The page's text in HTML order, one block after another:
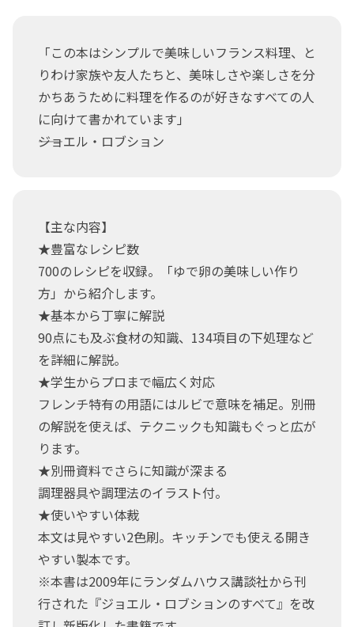
「この本はシンプルで美味しいフランス料理、と
りわけ家族や友人たちと、美味しさや楽しさを分
かちあうために料理を作るのが好きなすべての人
に向けて書かれています」
――ジョエル・ロブション
【主な内容】
★豊富なレシピ数
700のレシピを収録。「ゆで卵の美味しい作り
方」から紹介します。
★基本から丁寧に解説
90点にも及ぶ食材の知識、134項目の下処理など
を詳細に解説。
★学生からプロまで幅広く対応
フレンチ特有の用語にはルビで意味を補足。別冊
の解説を使えば、テクニックも知識もぐっと広が
ります。
★別冊資料でさらに知識が深まる
調理器具や調理法のイラスト付。
★使いやすい体裁
本文は見やすい2色刷。キッチンでも使える開き
やすい製本です。
※本書は2009年にランダムハウス講談社から刊
行された『ジョエル・ロブションのすべて』を改